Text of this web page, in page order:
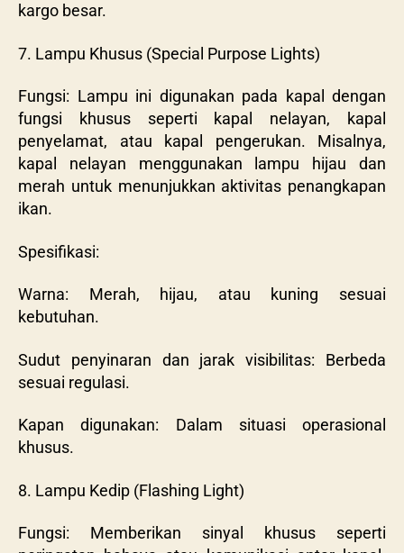
kargo besar.
7. Lampu Khusus (Special Purpose Lights)
Fungsi: Lampu ini digunakan pada kapal dengan
fungsi khusus seperti kapal nelayan, kapal
penyelamat, atau kapal pengerukan. Misalnya,
kapal nelayan menggunakan lampu hijau dan
merah untuk menunjukkan aktivitas penangkapan
ikan.
Spesifikasi:
Warna: Merah, hijau, atau kuning sesuai
kebutuhan.
Sudut penyinaran dan jarak visibilitas: Berbeda
sesuai regulasi.
Kapan digunakan: Dalam situasi operasional
khusus.
8. Lampu Kedip (Flashing Light)
Fungsi: Memberikan sinyal khusus seperti